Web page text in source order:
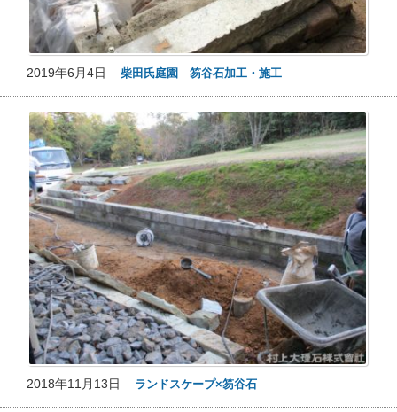
2019年6月4日 柴田氏庭園 笏谷石加工・施工
2018年11月13日 ランドスケープ×笏谷石